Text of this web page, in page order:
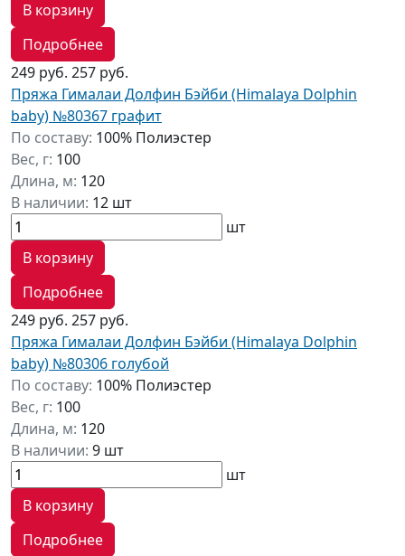
В корзину
Подробнее
249 руб. 257 руб.
Пряжа Гималаи Долфин Бэйби (Himalaya Dolphin
baby) №80367 графит
По составу: 100% Полиэстер
Вес, г: 100
Длина, м: 120
В наличии: 12 шт
шт
В корзину
Подробнее
249 руб. 257 руб.
Пряжа Гималаи Долфин Бэйби (Himalaya Dolphin
baby) №80306 голубой
По составу: 100% Полиэстер
Вес, г: 100
Длина, м: 120
В наличии: 9 шт
шт
В корзину
Подробнее